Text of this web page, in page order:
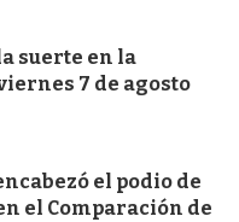
suerte en la
7 de agosto
el podio de
el Comparación de